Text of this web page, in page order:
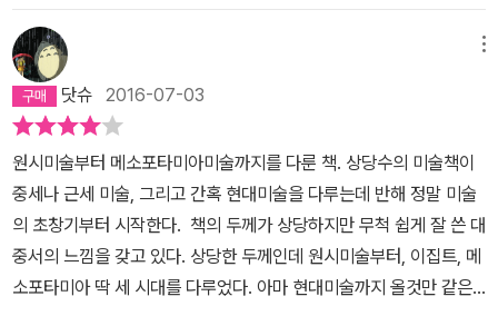
77마리, 육지동물91마리, 사람 11명이 그려져 있다고 하니, 대작이
로구나. 우리나라 고대 미술 작품으로는 앞서도 이야기했듯이빗살무
늬토기도 미술작품이라고 봐야 한다고 지은이는 주장하고 있단다.=
=========================(167-168)이에 비추어
우리나라의 빗살무늬토기에 새겨진 빗금도 눈에 보이지 않는 에너지
의 표현이라고 생각할 수 있지 않을까요? 물론 연구가 더 필요하겠지
만, 이처럼 빗살무늬토기의 빗금을 단순한무늬가 아니라 우리 조상들
의 세계관을 이해할 수 있는 상징으로 받아들이는 그 순간, 원시미술
이 가진힘이 크게 다가오는 걸 느낄 수 있습니다. 어쩌면 그 힘을 인간
강이 시작되는 곳과 끝나는 곳의 거리라고 할 만한 것이라서 시간 여
유가 없는 방문객들의 경우 갈등이 생기기도 한다고. 3,000년 동안
문화적 내구성을 가지고 지속되어 오던 이집트 문화가 왜 지금은 사
라지고 말았을까 라는 물음을 가질 수 있다. 이에 대해 저자는 이집트
종교의 쇠락과 관련지었다. 이집트 특유의 내세관을 담고 있던 이집
트의 종교가 점차 약화되다가 결정적으로 이슬람교를 믿는 나라가 이
집트 땅을 다스리면서 자취를 감추게 되고 고대 이집트 문자를 해석
할 수 있는 사람도 사라지는 등, 이집트 문명에 대한 이해 역시 완전히
소멸되는 시기가 왔다. 근대에 들어 서양의 여러 나라가 이집트의 고
모 그라피쿠스 Homo Graphicus, 즉 미술을 하는 인간이었기에 살
아남았던 게 아닐까 하는 겁니다.(...)인류에게 정교한 생각을 할 수
있는 의식이 생겨났고, 그 생각을 교환하기 위한 장치로 언어와 미술
이 발전했다는 얘기를 드렸는데요, 바로 이런 의사소통 능력이 현생
인류가 가진 최고의 무기가 아니었을까 추정해 보는 겁니다.- P70원
시적 삶이란 이처럼 원시라는 단어에서 시간성을 덜어낸 뒤 특정한
삶의 방식이 미개하다는 편견을 모두 걷어냈을 때 보이는 삶입니다.-
P119유적의 규모에 감탄하는 데 그치지 말고 그 유적을 만들어낸 문
명이 도대체 무엇이었을지 깊이 생각해보시기 바랍니다. 미술사 공부
의 핵심은 당대의 삶과 환경을 이해하는 것이죠.- P179변하지 않는
닷슈 2016-07-03
원시미술부터 메소포타미아미술까지를 다룬 책. 상당수의 미술책이
중세나 근세 미술, 그리고 간혹 현대미술을 다루는데 반해 정말 미술
의 초창기부터 시작한다. 책의 두께가 상당하지만 무척 쉽게 잘 쓴 대
중서의 느낌을 갖고 있다. 상당한 두께인데 원시미술부터, 이집트, 메
소포타미아 딱 세 시대를 다루었다. 아마 현대미술까지 올것만 같은